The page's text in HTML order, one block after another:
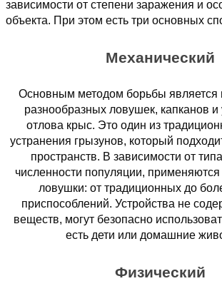
зависимости от степени заражения и
объекта. При этом есть три основных
Механический
Основным методом борьбы является
разнообразных ловушек, капканов и
отлова крыс. Это один из
устранения грызунов, который
пространств. В зависимости от
численности популяции,
ловушки: от традиционных до
приспособлений. Устройства не
веществ, могут безопасно
есть дети или домашние
Физический